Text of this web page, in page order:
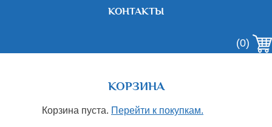
КОНТАКТЫ
(0)
КОРЗИНА
Корзина пуста. Перейти к покупкам.